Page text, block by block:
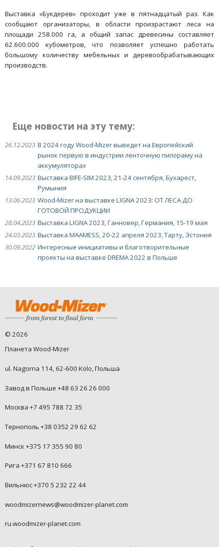
Выставка «Букдерев» проходит уже в пятнадцатый раз. Как
сообщают организаторы, в области произрастают леса на
площади 258.000 га, а общий запас древесины составляет
62.600.000 кубометров, что позволяет успешно работать
большому количеству мебельных и деревообрабатывающих
производств.
Еще новости на эту тему:
26.12.2023 В 2024 году Wood-Mizer выведет на Европейский
рынок первую в индустрии ленточную пилораму на
аккумуляторах
14.09.2023 Выставка BIFE-SIM 2023, 21-24 сентября, Бухарест,
Румыния
13.06.2023 Wood-Mizer на выставке LIGNA 2023: ОТ ЛЕСА ДО
ГОТОВОЙ ПРОДУКЦИИ
28.04.2023 Выставка LIGNA 2023, Ганновер, Германия, 15-19 мая
24.03.2023 Выставка MAAMESS, 20-22 апреля 2023, Тарту, Эстония
30.09.2022 Интересные инициативы и благотворительные
проекты на выставке DREMA 2022 в Польше
© 2026
Планета Wood-Mizer
ul. Nagorna 114, 62-600 Kolo, Польша
Завод в Польше +48 63 26 26 000
Москва +7 495 788 72 35
Тернополь +38 0352 29 62 62
Минск +375 17 355 90 80
Рига +371 67 810 666
Вильнюс +370 5 232 22 44
woodmizernews@woodmizer-planet.com
ru.woodmizer-planet.com